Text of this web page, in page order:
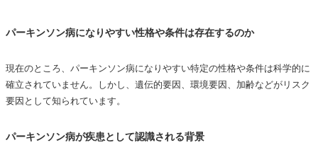
家族の役割とサポート
介護の負担と対策
パーキンソン病の未来と研究の方向性
疾患の早期発見と予防研究
パーキンソン病になりやすい性格や条件は存在するのか
現在のところ、パーキンソン病になりやすい特定の性格や条件は科学的に
確立されていません。しかし、遺伝的要因、環境要因、加齢などがリスク
要因として知られています。
パーキンソン病が疾患として認識される背景